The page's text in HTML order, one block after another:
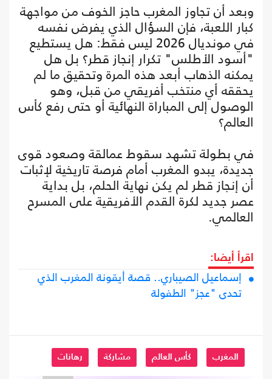
وبعد أن تجاوز المغرب حاجز الخوف من مواجهة
كبار اللعبة، فإن السؤال الذي يفرض نفسه
في مونديال 2026 ليس فقط: هل يستطيع
"أسود الأطلس" تكرار إنجاز قطر؟ بل هل
يمكنه الذهاب أبعد هذه المرة وتحقيق ما لم
يحققه أي منتخب أفريقي من قبل، وهو
الوصول إلى المباراة النهائية أو حتى رفع كأس
العالم؟
في بطولة تشهد سقوط عمالقة وصعود قوى
جديدة، يبدو المغرب أمام فرصة تاريخية لإثبات
أن إنجاز قطر لم يكن نهاية الحلم، بل بداية
عصر جديد لكرة القدم الأفريقية على المسرح
العالمي.
اقرأ أيضا:
إسماعيل الصيباري.. قصة أيقونة المغرب الذي
تحدى "عجز" الطفولة
المغرب كأس العالم مشاركة رهانات